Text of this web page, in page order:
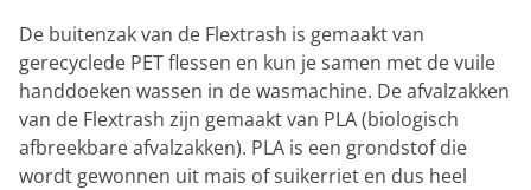
De buitenzak van de Flextrash is gemaakt van
gerecyclede PET flessen en kun je samen met de vuile
handdoeken wassen in de wasmachine. De afvalzakken
van de Flextrash zijn gemaakt van PLA (biologisch
afbreekbare afvalzakken). PLA is een grondstof die
wordt gewonnen uit mais of suikerriet en dus heel